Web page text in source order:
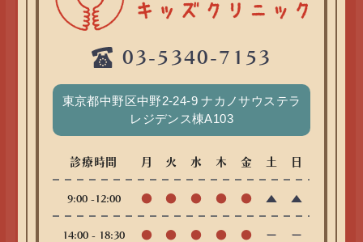
03-5340-7153
東京都中野区中野2-24-9 ナカノサウステラ
レジデンス棟A103
診療時間 月 火 水 木 金 土 日
9:00 -12:00 ● ● ● ● ● ▲ ▲
14:00 - 18:30 ● ● ● ● ● ー ー